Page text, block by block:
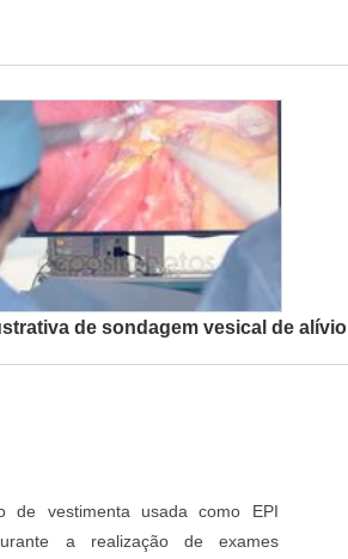
com seus serviços, consegue
capote hospitalar descartável
de sondagem vesical de alívio
vestimenta usada como EPI
a realização de exames